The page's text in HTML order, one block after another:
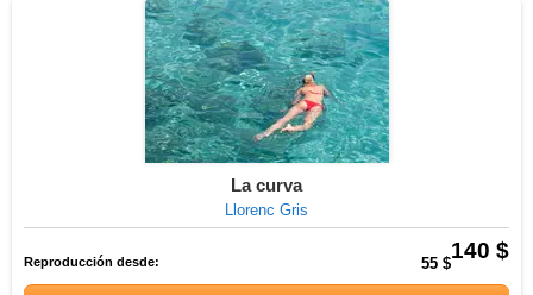
La curva
Llorenc Gris
140 $
Reproducción desde: 55 $